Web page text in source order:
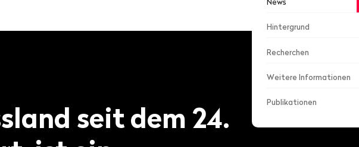
News
Hintergrund
Recherchen
Weitere Informationen
Publikationen
seit dem 24.